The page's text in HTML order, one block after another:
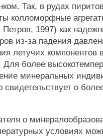
Так, в рудах
колломорфные
1997) как
из-за падения
летучих компонентов
Для более
минеральных
свидетельствует о
о
условиях